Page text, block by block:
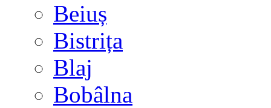
Beiuș
Bistrița
Blaj
Bobâlna